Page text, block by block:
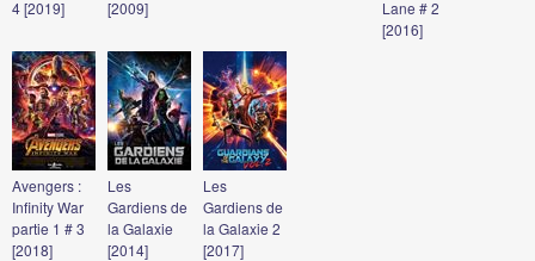
4 [2019]
[2009]
Lane # 2
[2016]
Avengers :
Infinity War
partie 1 # 3
[2018]
Les
Gardiens de
la Galaxie
[2014]
Les
Gardiens de
la Galaxie 2
[2017]